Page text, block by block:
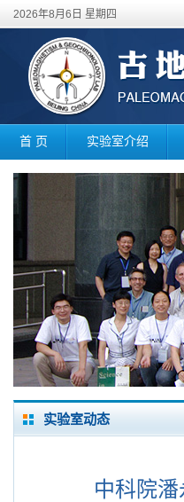
2026年8月6日 星期四
首 页 实验室介绍
实验室动态
中科院